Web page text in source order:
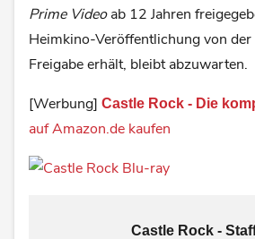
Prime Videoab 12 Jahren
Heimkino-Veröffentlichung von der
Freigabe erhält, bleibt abzuwarten.
[Werbung] Castle Rock - Die
auf Amazon.de kaufen
Castle Rock -